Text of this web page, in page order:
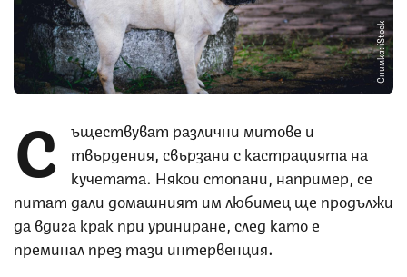
Снимка: iStock
С
ъществуват различни митове и
твърдения, свързани с кастрацията на
кучетата. Някои стопани, например, се
питат дали домашният им любимец ще продължи
да вдига крак при уриниране, след като е
преминал през тази интервенция.